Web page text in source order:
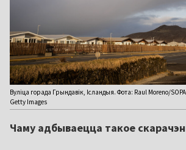
Вуліца горада Грындавік, Ісландыя. Фота: Raul Moreno/
Getty Images
Чаму адбываецца такое